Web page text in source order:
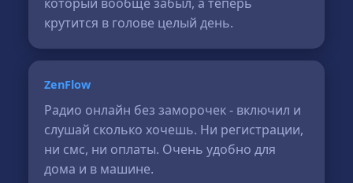
крутится в голове целый день.
ZenFlow
Радио онлайн без заморочек - включил и
слушай сколько хочешь. Ни регистрации,
ни смс, ни оплаты. Очень удобно для
дома и в машине.